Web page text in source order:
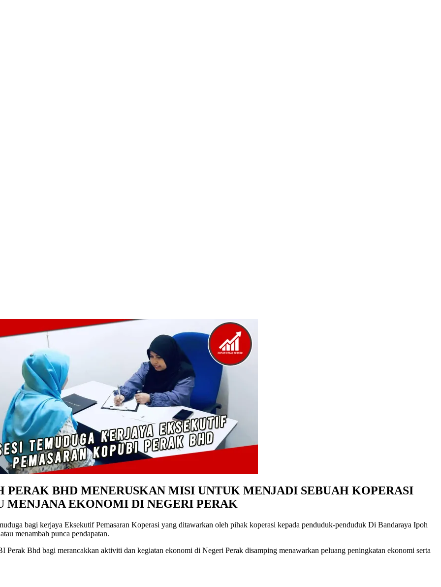
PERAK BHD MENERUSKAN MISI UNTUK MENJADI SEBUAH KOPERASI
MENJANA EKONOMI DI NEGERI PERAK
bagi kerjaya Eksekutif Pemasaran Koperasi yang ditawarkan oleh pihak koperasi kepada penduduk-penduduk Di Bandaraya Ipoh
menambah punca pendapatan.
Perak Bhd bagi merancakkan aktiviti dan kegiatan ekonomi di Negeri Perak disamping menawarkan peluang peningkatan ekonomi serta